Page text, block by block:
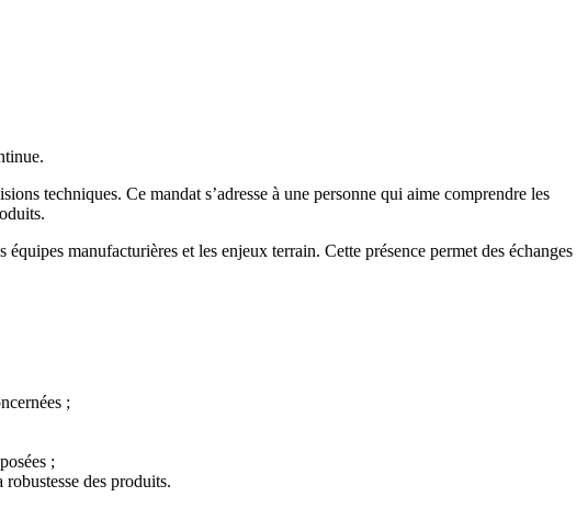
techniques. Ce mandat s’adresse à une personne qui aime comprendre les
manufacturières et les enjeux terrain. Cette présence permet des échanges
;
;
des produits.